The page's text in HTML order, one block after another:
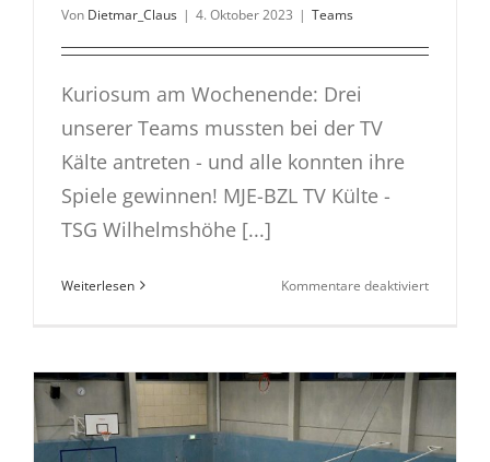
Von Dietmar_Claus | 4. Oktober 2023 | Teams
Kuriosum am Wochenende: Drei
unserer Teams mussten bei der TV
Kälte antreten - und alle konnten ihre
Spiele gewinnen! MJE-BZL TV Külte -
TSG Wilhelmshöhe [...]
Weiterlesen Kommentare deaktiviertfür
mC
in